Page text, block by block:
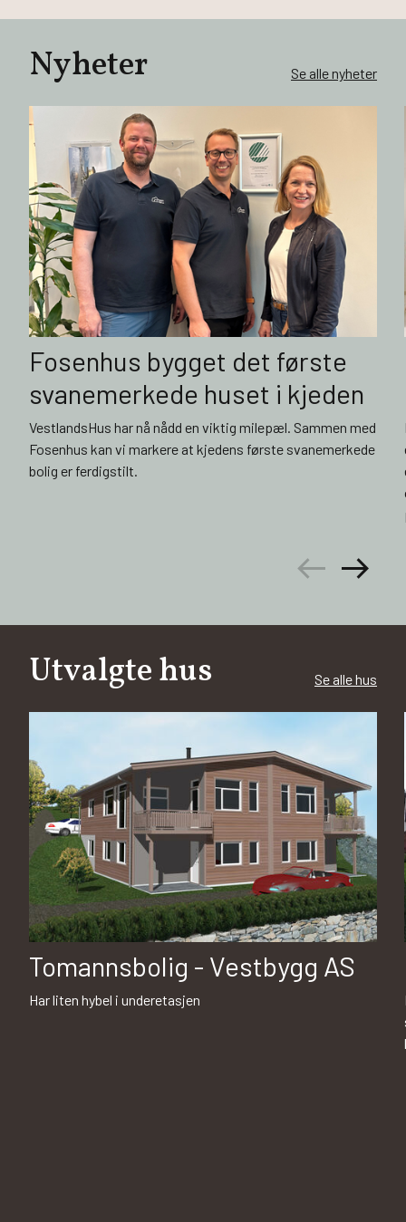
Nyheter Se alle nyheter
Fosenhus bygget det første
svanemerkede huset i kjeden
VestlandsHus har nå nådd en viktig milepæl. Sammen med
Fosenhus kan vi markere at kjedens første svanemerkede
bolig er ferdigstilt.
arrow_left_alt arrow_right_alt
Utvalgte hus Se alle hus
Tomannsbolig - Vestbygg AS
Har liten hybel i underetasjen